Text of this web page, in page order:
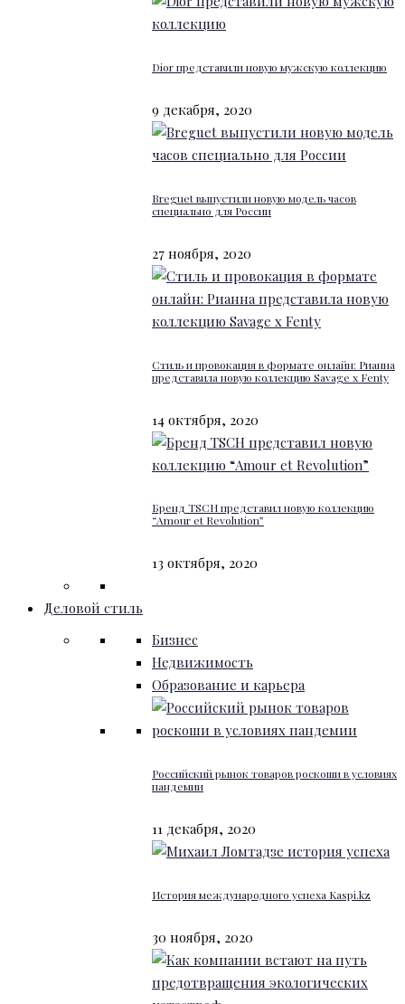
Dior представили новую мужскую коллекцию
9 декабря, 2020
Breguet выпустили новую модель часов
специально для России
27 ноября, 2020
Стиль и провокация в формате онлайн: Рианна
представила новую коллекцию Savage x Fenty
14 октября, 2020
Бренд TSCH представил новую коллекцию
“Amour et Revolution”
13 октября, 2020
Деловой стиль
Бизнес
Недвижимость
Образование и карьера
Российский рынок товаров роскоши в условиях
пандемии
11 декабря, 2020
История международного успеха Kaspi.kz
30 ноября, 2020